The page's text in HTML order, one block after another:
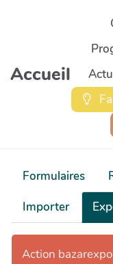
Aller au contenu
Accueil
Formulaires
Importer
Action